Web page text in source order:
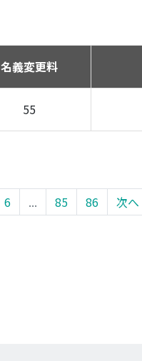
名義変更料
55
6 ... 85 86 次へ